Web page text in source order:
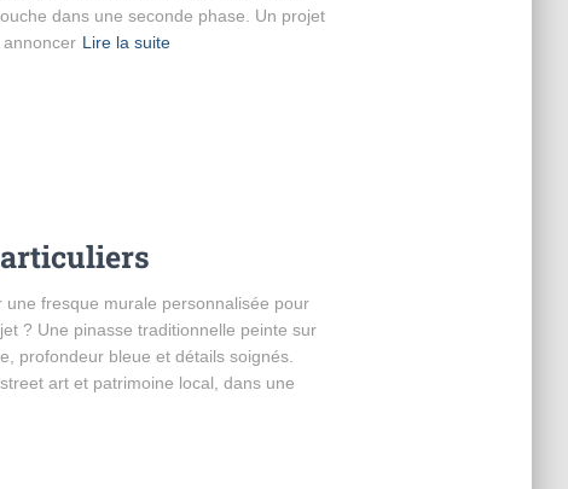
dans une seconde phase. Un projet
Lire la suite
une fresque murale personnalisée pour
? Une pinasse traditionnelle peinte sur
profondeur bleue et détails soignés.
art et patrimoine local, dans une